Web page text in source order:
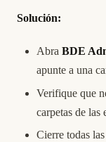
Solución:
Abra BDE
apunte a una
Verifique que
carpetas de las
Cierre todas